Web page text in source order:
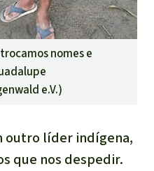
nomes e
e.V.)
outro líder indígena,
que nos despedir.